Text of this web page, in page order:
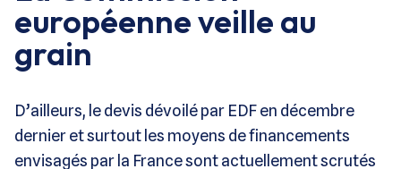
européenne veille au
grain
D’ailleurs, le devis dévoilé par EDF en décembre
dernier et surtout les moyens de financements
envisagés par la France sont actuellement scrutés